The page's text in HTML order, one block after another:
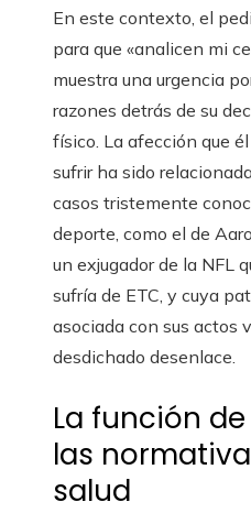
En este contexto, el
para que «analicen mi
muestra una urgencia
razones detrás de su
físico. La afección que
sufrir ha sido
casos tristemente
deporte, como el de
un exjugador de la NFL
sufría de ETC, y cuya
asociada con sus actos
desdichado desenlace.
La función de
las
salud